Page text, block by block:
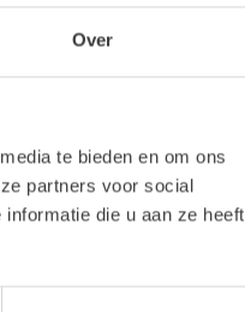
Over
te bieden en om ons
partners voor social
die u aan ze heeft